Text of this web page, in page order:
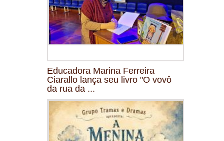
Educadora Marina Ferreira
Ciarallo lança seu livro "O vovô
da rua da ...